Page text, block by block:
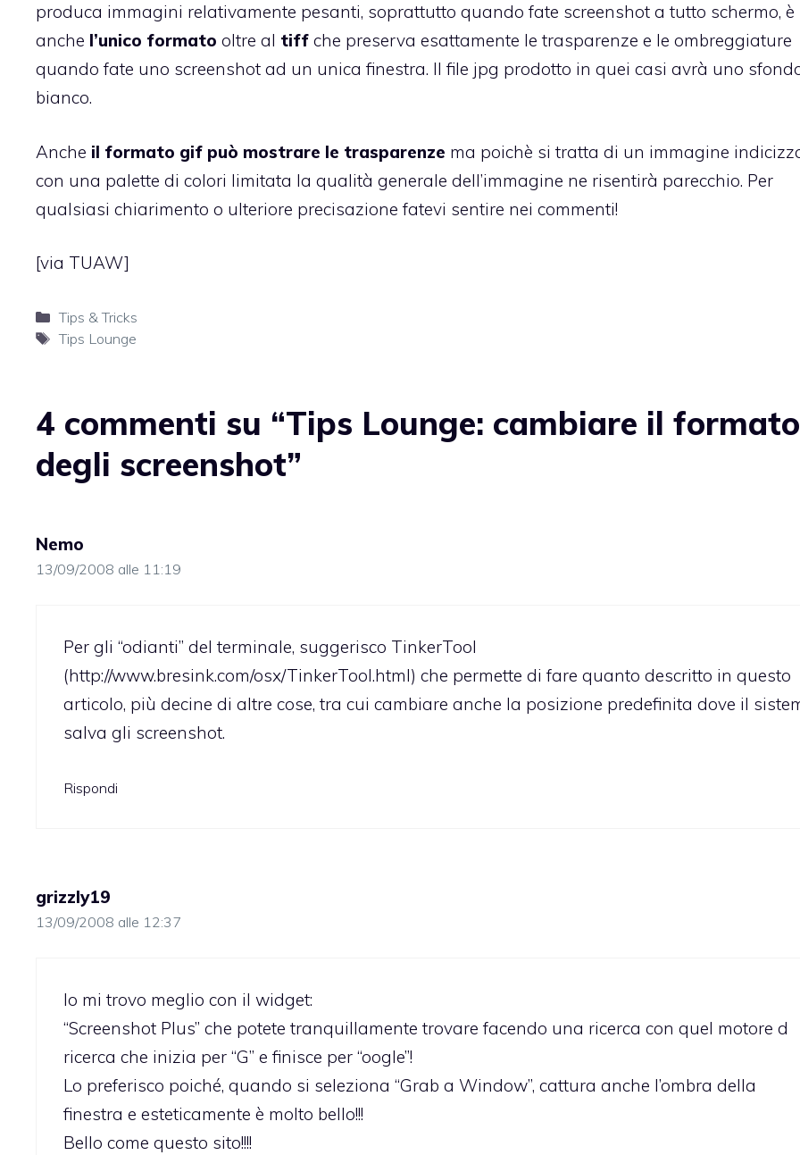
produca immagini relativamente pesanti, soprattutto quando fate screenshot a tutto schermo, è
anche l’unico formato oltre al tiff che preserva esattamente le trasparenze e le ombreggiature
quando fate uno screenshot ad un unica finestra. Il file jpg prodotto in quei casi avrà uno
bianco.
Anche il formato gif può mostrare le trasparenze ma poichè si tratta di un immagine
con una palette di colori limitata la qualità generale dell’immagine ne risentirà parecchio. Per
qualsiasi chiarimento o ulteriore precisazione fatevi sentire nei commenti!
[via TUAW]
Categorie
Tips & Tricks
Tag
Tips Lounge
4 commenti su “Tips Lounge: cambiare il formato
degli screenshot”
Nemo
13/09/2008 alle 11:19
Per gli “odianti” del terminale, suggerisco TinkerTool
(http://www.bresink.com/osx/TinkerTool.html) che permette di fare quanto descritto in questo
articolo, più decine di altre cose, tra cui cambiare anche la posizione predefinita dove il
salva gli screenshot.
Rispondi
grizzly19
13/09/2008 alle 12:37
Io mi trovo meglio con il widget:
“Screenshot Plus” che potete tranquillamente trovare facendo una ricerca con quel motore d
ricerca che inizia per “G” e finisce per “oogle”!
Lo preferisco poiché, quando si seleziona “Grab a Window”, cattura anche l’ombra della
finestra e esteticamente è molto bello!!!
Bello come questo sito!!!!